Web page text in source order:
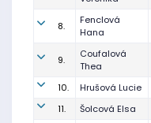
8.
Fenclová
Hana
9.
Coufalová
Thea
10. Hrušová Lucie
11.
Šolcová Elsa